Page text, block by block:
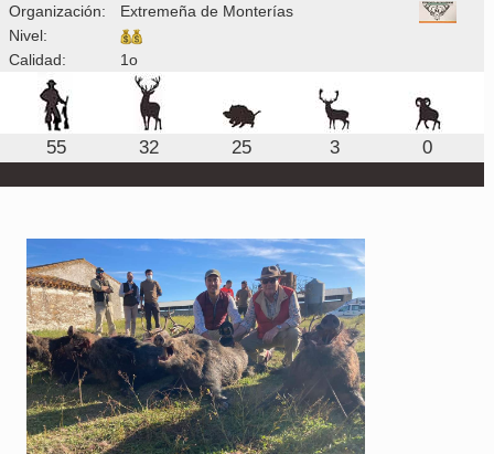
Organización:
Extremeña de Monterías
Nivel:
Calidad:
1o
55 32 25 3 0